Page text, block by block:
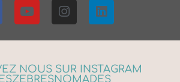
NOUS SUR INSTAGRAM